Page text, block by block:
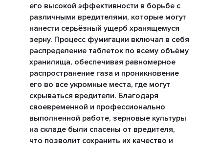
его высокой эффективности в борьбе с
различными вредителями, которые могут
нанести серьёзный ущерб хранящемуся
зерну. Процесс фумигации включал в себя
распределение таблеток по всему объёму
хранилища, обеспечивая равномерное
распространение газа и проникновение
его во все укромные места, где могут
скрываться вредители. Благодаря
своевременной и профессионально
выполненной работе, зерновые культуры
на складе были спасены от вредителя,
что позволит сохранить их качество и